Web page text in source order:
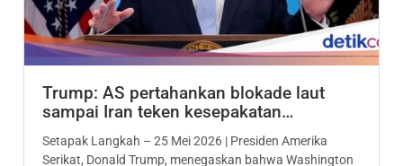
Trump: AS pertahankan blokade laut
sampai Iran teken kesepakatan…
Setapak Langkah – 25 Mei 2026 | Presiden Amerika
Serikat, Donald Trump, menegaskan bahwa Washington